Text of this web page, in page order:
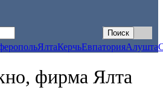
ЯлтаКерчьЕвпаторияАлушта
фирма Ялта